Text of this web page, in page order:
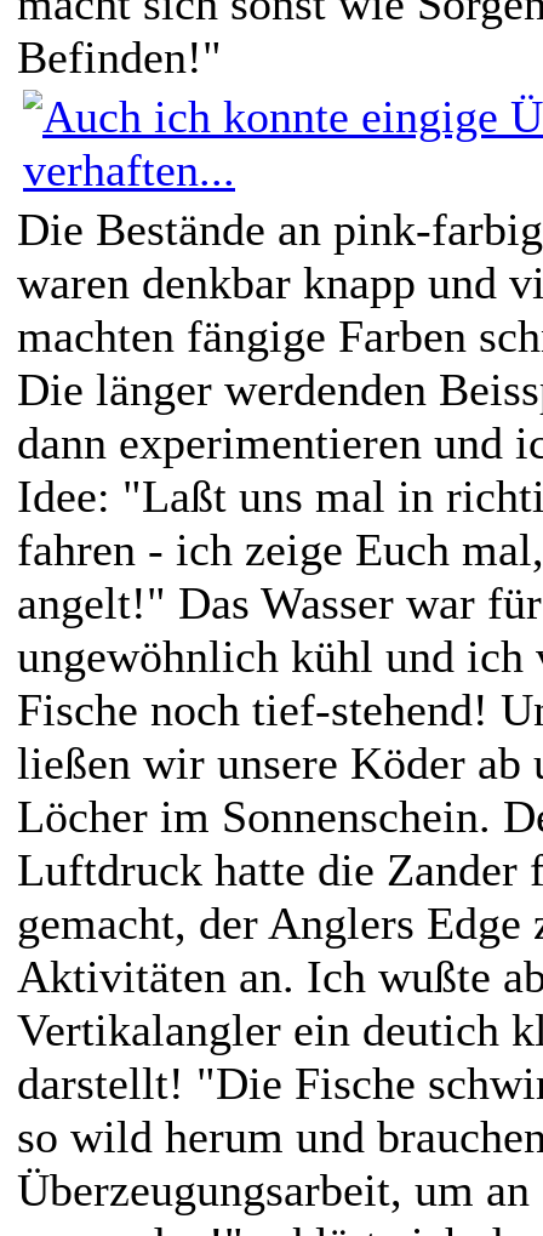
Befinden!"
Die Bestände an pink-
waren denkbar knapp und
machten fängige Farben
Die länger werdenden
dann experimentieren und
Idee: "Laßt uns mal in
fahren - ich zeige Euch
angelt!" Das Wasser war
ungewöhnlich kühl und ich
Fische noch tief-stehend!
ließen wir unsere Köder ab
Löcher im Sonnenschein.
Luftdruck hatte die Zander
gemacht, der Anglers Edge
Aktivitäten an. Ich wußte
Vertikalangler ein deutich
darstellt! "Die Fische
so wild herum und
Überzeugungsarbeit, um